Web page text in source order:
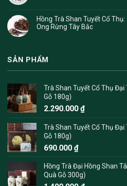
Hồng Trà Shan Tuyết Cổ
Ong Rừng Tây Bắc
SẢN PHẨM
Trà Shan Tuyết Cổ Thụ
Gỗ 180g)
2.290.000 ₫
Trà Shan Tuyết Cổ Thụ
Gỗ 180g)
690.000 ₫
Hồng Trà Đại Hồng Shan
Quà Gỗ 300g)